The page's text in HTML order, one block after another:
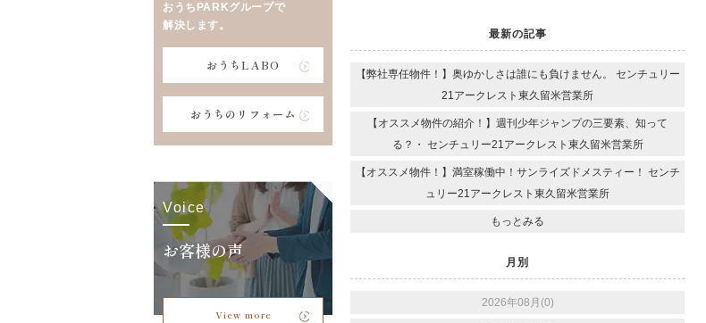
最新の記事
【弊社専任物件！】奥ゆかしさは誰にも負けません。 センチュリー
21アークレスト東久留米営業所
【オススメ物件の紹介！】週刊少年ジャンプの三要素、知って
る？・ センチュリー21アークレスト東久留米営業所
【オススメ物件！】満室稼働中！サンライズドメスティー！ センチ
ュリー21アークレスト東久留米営業所
もっとみる
月別
2026年08月(0)
おうちPARKグループで
解決します。
おうちLABO
おうちのリフォーム
Voice
お客様の声
View more